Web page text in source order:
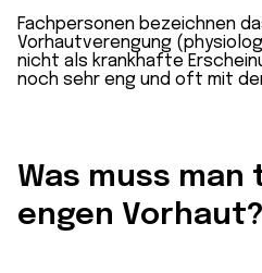
Fachpersonen bezeichnen
Vorhautverengung
nicht als krankhafte
noch sehr eng und oft mit
Was muss man
engen Vorhaut?